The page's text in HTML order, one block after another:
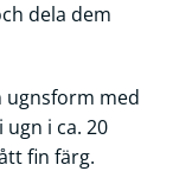
dela dem
ugnsform med
i ca. 20
fin färg.